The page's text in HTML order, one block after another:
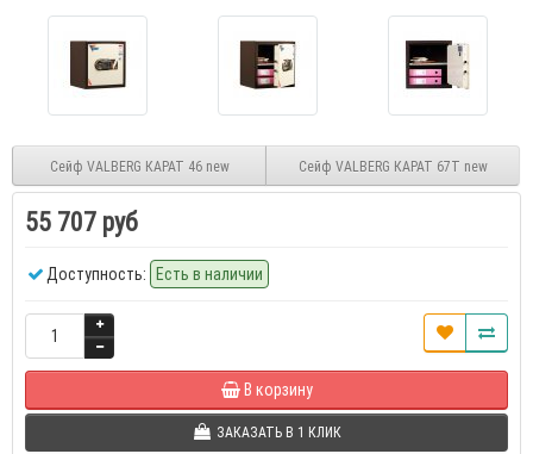
Сейф VALBERG КАРАТ 46 new Сейф VALBERG КАРАТ 67T new
55 707 руб
Доступность: Есть в наличии
В корзину
ЗАКАЗАТЬ В 1 КЛИК